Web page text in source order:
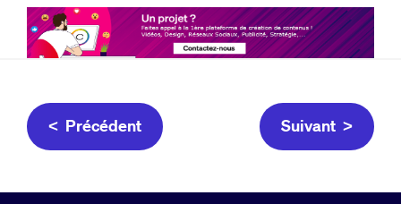
< Précédent Suivant >